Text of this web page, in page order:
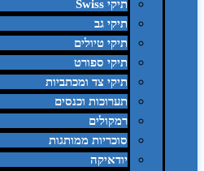
תיקי Swiss
תיקי גב
תיקי טיולים
תיקי ספורט
תיקי צד ומכתביות
תערוכות וכנסים
רמקולים
סוכריות ממותגות
יודאיקה